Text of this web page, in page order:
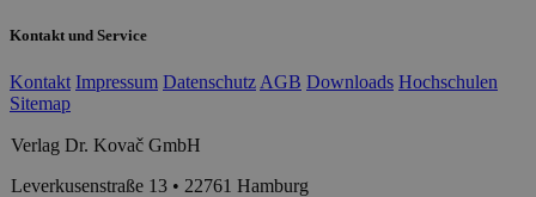
Kontakt und Service
Kontakt Impressum Datenschutz AGB Downloads Hochschulen
Sitemap
Verlag Dr. Kovač GmbH
Leverkusenstraße 13 • 22761 Hamburg